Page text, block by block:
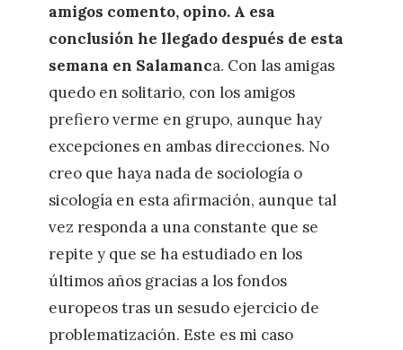
amigos comento, opino. A esa
conclusión he llegado después de esta
semana en Salamanca. Con las amigas
quedo en solitario, con los amigos
prefiero verme en grupo, aunque hay
excepciones en ambas direcciones. No
creo que haya nada de sociología o
sicología en esta afirmación, aunque tal
vez responda a una constante que se
repite y que se ha estudiado en los
últimos años gracias a los fondos
europeos tras un sesudo ejercicio de
problematización. Este es mi caso